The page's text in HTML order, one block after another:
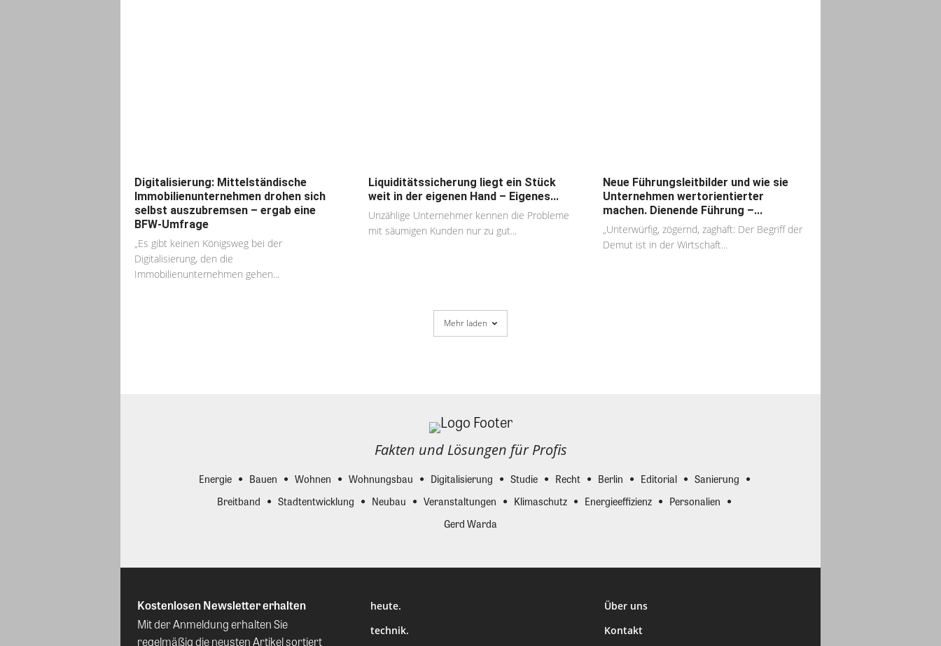
Digitalisierung: Mittelständische
Immobilienunternehmen drohen sich
selbst auszubremsen – ergab eine
BFW-Umfrage
„Es gibt keinen Königsweg bei der
Digitalisierung, den die
Immobilienunternehmen gehen...
Liquiditätssicherung liegt ein Stück
weit in der eigenen Hand – Eigenes...
Unzählige Unternehmer kennen die Probleme
mit säumigen Kunden nur zu gut...
Neue Führungsleitbilder und wie sie
Unternehmen wertorientierter
machen. Dienende Führung –...
„Unterwürfig, zögernd, zaghaft: Der Begriff der
Demut ist in der Wirtschaft...
Mehr laden
Fakten und Lösungen für Profis
Energie Bauen Wohnen Wohnungsbau Digitalisierung Studie Recht Berlin Editorial
Sanierung
Breitband
Stadtentwicklung Neubau Veranstaltungen Klimaschutz Energieeffizienz
Personalien
Gerd Warda
Kostenlosen Newsletter erhalten
Mit der Anmeldung erhalten Sie
regelmäßig die neusten Artikel sortiert
heute.
technik.
Über uns
Kontakt